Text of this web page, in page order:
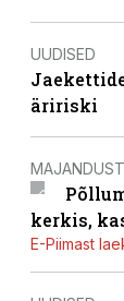
UUDISED
äririski
kerkis,
E-Piimast